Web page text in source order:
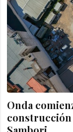
Onda
construcción